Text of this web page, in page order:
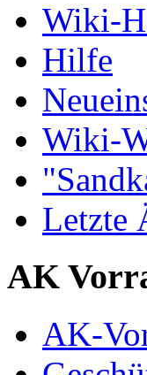
Wiki-
Hilfe
Wiki-
Letzte
AK
AK-